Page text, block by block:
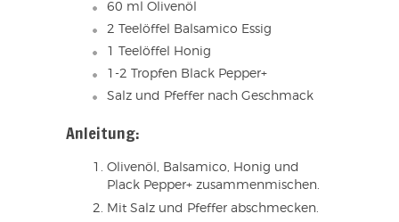
60 ml Olivenöl
2 Teelöffel Balsamico Essig
1 Teelöffel Honig
1-2 Tropfen Black Pepper+
Salz und Pfeffer nach Geschmack
Anleitung:
Olivenöl, Balsamico, Honig und
Plack Pepper+ zusammenmischen.
Mit Salz und Pfeffer abschmecken.